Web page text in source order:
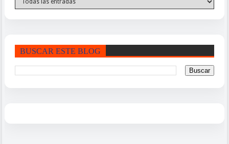
BUSCAR ESTE BLOG